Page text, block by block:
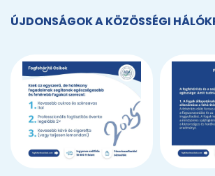
ÚJDONSÁGOK A KÖZÖSSÉGI